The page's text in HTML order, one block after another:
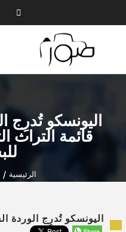
اليونسكو تُدرِج
قائمة التراث
الرئيسية
اليونسكو تُدرِج الوردة